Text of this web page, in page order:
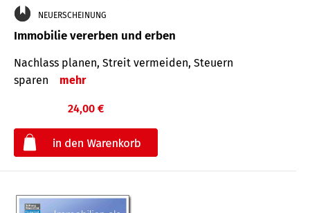
NEUERSCHEINUNG
Immobilie vererben und erben
Nachlass planen, Streit vermeiden, Steuern
sparen
mehr
24,00 €